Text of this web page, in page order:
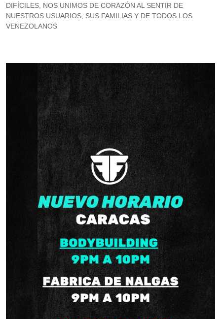
DIFÍCILES, NOS UNIMOS DE CORAZÓN AL SENTIR DE
NUESTROS USUARIOS, SUS FAMILIAS Y DE TODOS LOS
VENEZOLANOS